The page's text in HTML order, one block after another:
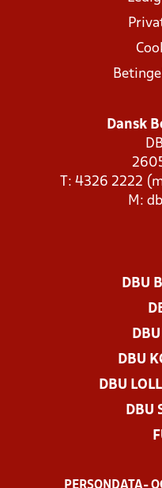
Dansk
T: 4326 2222
M:
DBU
DBU
DBU
DBU